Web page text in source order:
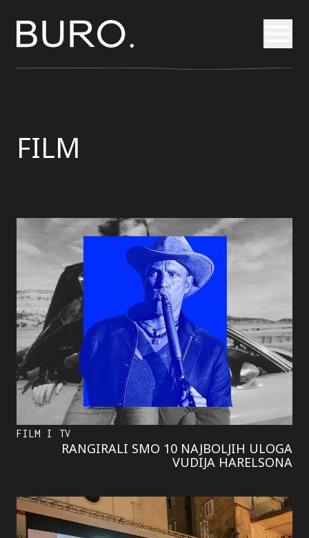
FILM
FILM I TV
RANGIRALI SMO 10 NAJBOLJIH ULOGA
VUDIJA HARELSONA